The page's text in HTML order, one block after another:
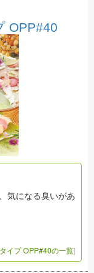
OPP#40
気になる臭いがあ
イプ OPP#40の一覧]